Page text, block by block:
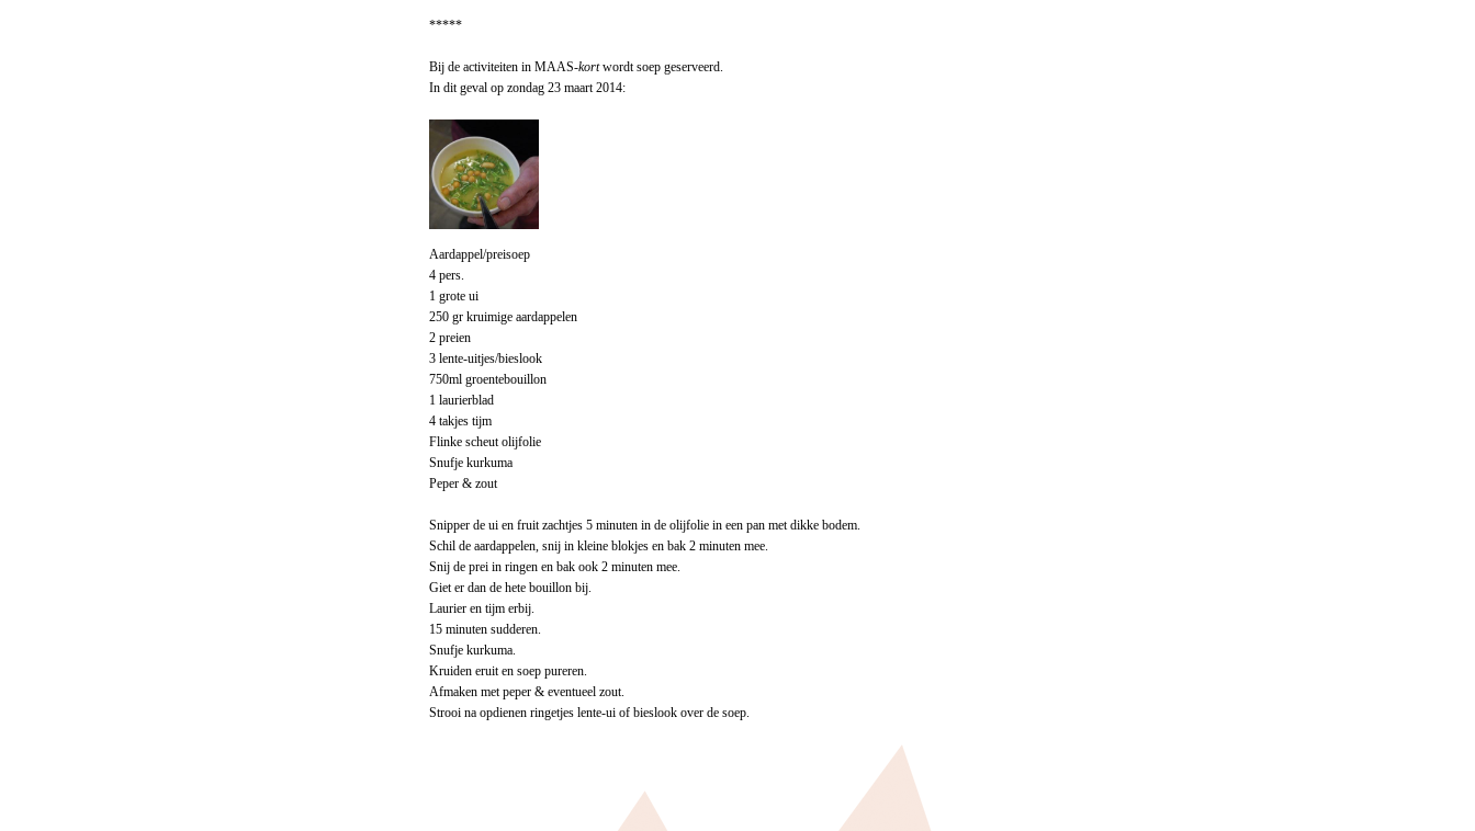
*****
Bij de activiteiten in MAAS-kortwordt soep geserveerd.
In dit geval op zondag 23 maart 2014:
Aardappel/preisoep
4 pers.
1 grote ui
250 gr kruimige aardappelen
2 preien
3 lente-uitjes/bieslook
750ml groentebouillon
1 laurierblad
4 takjes tijm
Flinke scheut olijfolie
Snufje kurkuma
Peper & zout
Snipper de ui en fruit zachtjes 5 minuten in de olijfolie in een pan met dikke bodem.
Schil de aardappelen, snij in kleine blokjes en bak 2 minuten mee.
Snij de prei in ringen en bak ook 2 minuten mee.
Giet er dan de hete bouillon bij.
Laurier en tijm erbij.
15 minuten sudderen.
Snufje kurkuma.
Kruiden eruit en soep pureren.
Afmaken met peper & eventueel zout.
Strooi na opdienen ringetjes lente-ui of bieslook over de soep.